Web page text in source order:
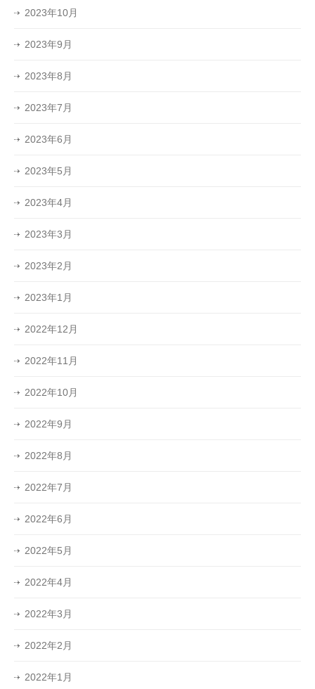
2023年10月
2023年9月
2023年8月
2023年7月
2023年6月
2023年5月
2023年4月
2023年3月
2023年2月
2023年1月
2022年12月
2022年11月
2022年10月
2022年9月
2022年8月
2022年7月
2022年6月
2022年5月
2022年4月
2022年3月
2022年2月
2022年1月